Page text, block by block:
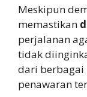
Meskipun
memastikan
perjalanan
tidak
dari berbagai
penawaran